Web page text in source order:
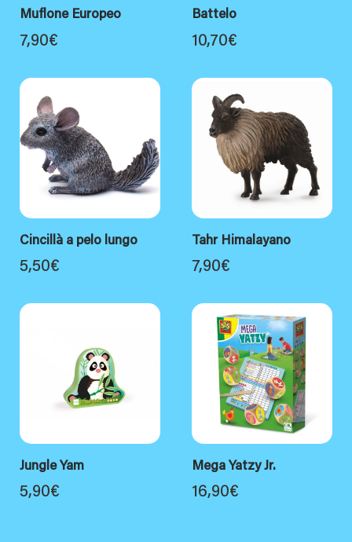
Muflone Europeo
7,90€
Battelo
10,70€
Cincillà a pelo lungo
5,50€
Tahr Himalayano
7,90€
Jungle Yam
5,90€
Mega Yatzy Jr.
16,90€